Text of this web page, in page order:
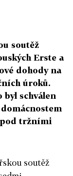
soutěž
Erste a
dohody na
úroků.
schválen
tržními
soutěž